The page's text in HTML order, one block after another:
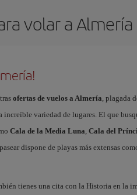
volar a Almería
ofertas de vuelos a Almería, plagada
increíble variedad de lugares. El que
Cala de la Media Luna, Cala del
dispone de playas más extensas
tienes una cita con la Historia en la